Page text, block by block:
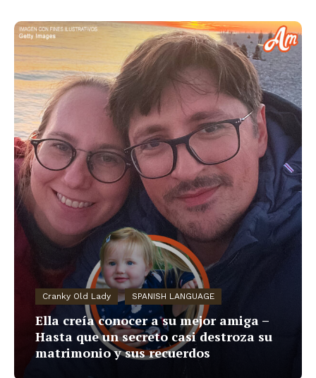
Cranky Old Lady SPANISH LANGUAGE
Ella creía conocer a su mejor amiga –
Hasta que un secreto casi destroza su
matrimonio y sus recuerdos